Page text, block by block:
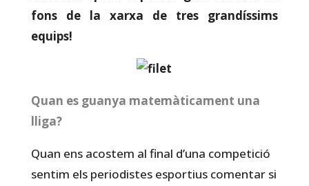
fons de la xarxa de tres grandíssims
equips!
Quan es guanya matemàticament una
lliga?
Quan ens acostem al final d’una competició
sentim els periodistes esportius comentar si